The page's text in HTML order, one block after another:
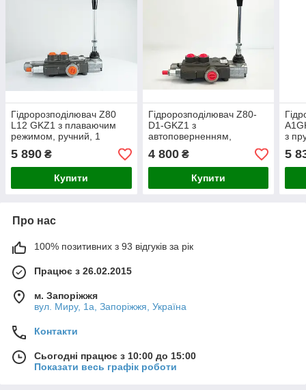
Гідророзподілювач Z80
L12 GKZ1 з плаваючим
режимом, ручний, 1
секція, Pmax 250 Бар, Q
80 л/хв, Badestnost
5 890 ₴
Купити
Гідророзподілювач Z80-
D1-GKZ1 з
автоповерненням,
односекційний, Pmax 250
Бар, Q 80 л/хв, Badestnost
4 800₴
Купити
з
Бар,
5
Про нас
100% позитивних з 93 відгуків за рік
Працює з 26.02.2015
м. Запоріжжя
вул. Миру, 1а, Запоріжжя, Україна
Контакти
Сьогодні працює з 10:00 до 15:00
Показати весь графік роботи